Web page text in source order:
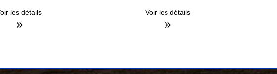
les détails Voir les détails